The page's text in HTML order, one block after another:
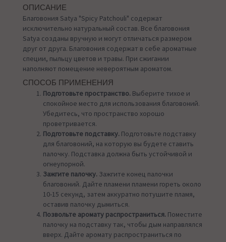
ОПИСАНИЕ
Благовония Satya "Spicy Patchouli" содержат
исключительно натуральный состав. Все благовония
Satya созданы вручную и могут отличаться размером
друг от друга. Благовония содержат в себе ароматные
специи, пыльцу цветов и травы. При сжигании
наполняют помещение невероятным ароматом.
СПОСОБ ПРИМЕНЕНИЯ
Подготовьте пространство. Выберите тихое и
спокойное место для использования благовоний.
Убедитесь, что пространство хорошо
проветривается.
Подготовьте подставку. Подготовьте подставку
для благовоний, на которую вы будете ставить
палочку. Подставка должна быть устойчивой и
огнеупорной.
Зажгите палочку. Зажгите конец палочки
благовоний. Дайте пламени пламени гореть около
10-15 секунд, затем аккуратно потушите пламя,
оставив палочку дымиться.
Позвольте аромату распространиться. Поместите
палочку на подставку так, чтобы дым направлялся
вверх. Дайте аромату распространиться по